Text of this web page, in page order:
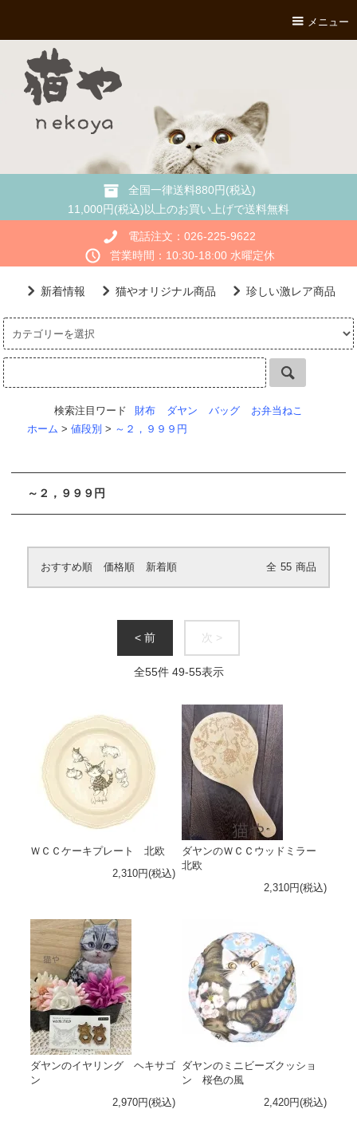
メニュー
全国一律送料880円(税込)
11,000円(税込)以上のお買い上げで送料無料
電話注文：026-225-9622
営業時間：10:30-18:00 水曜定休
新着情報 猫やオリジナル商品 珍しい激レア商品
検索注目ワード 財布 ダヤン バッグ
お弁当ねこ
ホーム > 値段別 > ～２，９９９円
～２，９９９円
おすすめ順 価格順 新着順 全 55 商品
< 前 次 >
全55件 49-55表示
ＷＣＣケーキプレート 北欧
2,310円(税込)
ダヤンのＷＣＣウッドミラー
北欧
2,310円(税込)
ダヤンのイヤリング ヘキサゴ
ン
2,970円(税込)
ダヤンのミニビーズクッショ
ン 桜色の風
2,420円(税込)